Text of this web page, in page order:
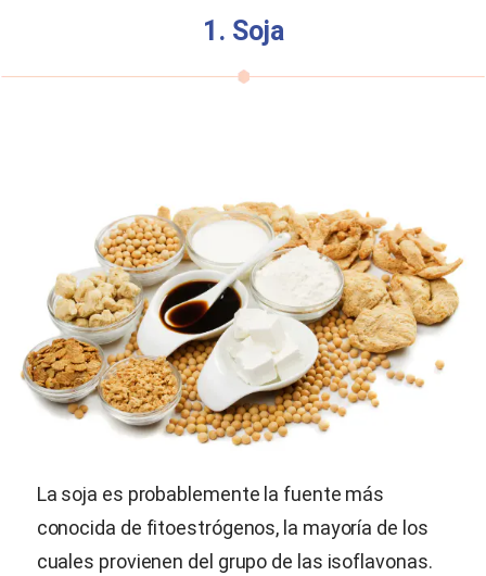
1. Soja
La soja es probablemente la fuente más
conocida de fitoestrógenos, la mayoría de los
cuales provienen del grupo de las isoflavonas.